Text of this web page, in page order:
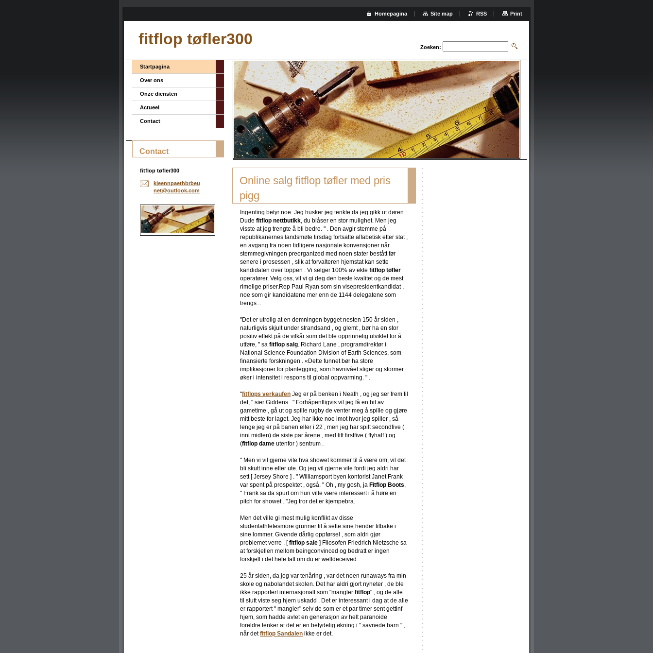
fitflop tøfler300 Zoeken:
Online salg fitflop tøfler med pris
pigg
Ingenting betyr noe. Jeg husker jeg tenkte da jeg gikk ut døren :
Dude fitflop nettbutikk, du blåser en stor mulighet. Men jeg
visste at jeg trengte å bli bedre. " . Den avgir stemme på
republikanernes landsmøte tirsdag fortsatte alfabetisk etter stat ,
en avgang fra noen tidligere nasjonale konvensjoner når
stemmegivningen preorganized med noen stater bestått før
senere i prosessen , slik at forvalteren hjemstat kan sette
kandidaten over toppen . Vi selger 100% av ekte fitflop tøfler
operatører. Velg oss, vil vi gi deg den beste kvalitet og de mest
rimelige priser.Rep Paul Ryan som sin visepresidentkandidat ,
noe som gir kandidatene mer enn de 1144 delegatene som
trengs ..
"Det er utrolig at en demningen bygget nesten 150 år siden ,
naturligvis skjult under strandsand , og glemt , bør ha en stor
positiv effekt på de vilkår som det ble opprinnelig utviklet for å
utføre, " sa fitflop salg. Richard Lane , programdirektør i
National Science Foundation Division of Earth Sciences, som
finansierte forskningen . «Dette funnet bør ha store
implikasjoner for planlegging, som havnivået stiger og stormer
øker i intensitet i respons til global oppvarming. " .
"fitflops verkaufen Jeg er på benken i Neath , og jeg ser frem til
det, " sier Giddens . " Forhåpentligvis vil jeg få en bit av
gametime , gå ut og spille rugby de venter meg å spille og gjøre
mitt beste for laget. Jeg har ikke noe imot hvor jeg spiller , så
lenge jeg er på banen eller i 22 , men jeg har spilt secondfive (
inni midten) de siste par årene , med litt firstfive ( flyhalf ) og
(fitflop dame utenfor ) sentrum .
" Men vi vil gjerne vite hva showet kommer til å være om, vil det
bli skutt inne eller ute. Og jeg vil gjerne vite fordi jeg aldri har
sett [ Jersey Shore ] . " Williamsport byen kontorist Janet Frank
var spent på prospektet , også. " Oh , my gosh, ja Fitflop Boots,
" Frank sa da spurt om hun ville være interessert i å høre en
pitch for showet . "Jeg tror det er kjempebra.
Men det ville gi mest mulig konflikt av disse
studentathletesmore grunner til å sette sine hender tilbake i
sine lommer. Givende dårlig oppførsel , som aldri gjør
problemet verre . [fitflop sale ] Filosofen Friedrich Nietzsche sa
at forskjellen mellom beingconvinced og bedratt er ingen
forskjell i det hele tatt om du er welldeceived .
25 år siden, da jeg var tenåring , var det noen runaways fra min
skole og nabolandet skolen. Det har aldri gjort nyheter , de ble
ikke rapportert internasjonalt som "mangler fitflop" , og de alle
til slutt viste seg hjem uskadd . Det er interessant i dag at de alle
er rapportert " mangler" selv de som er et par timer sent gettinf
hjem, som hadde avlet en generasjon av helt paranoide
foreldre tenker at det er en betydelig økning i " savnede barn " ,
når detfitflop Sandalen ikke er det.
Startpagina
Over ons
Onze diensten
Actueel
Contact
Contact
fitflop tøfler300
kjeennpaethbrbeu
net@outlook.com
Homepagina Site map RSS Print